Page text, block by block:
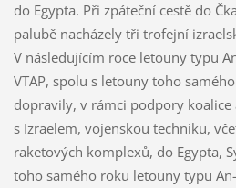
do Egypta. Při zpáteční cestě do
palubě nacházely tři trofejní
V následujícím roce letouny typu
VTAP, spolu s letouny toho
dopravily, v rámci podpory koalice
s Izraelem, vojenskou techniku,
raketových komplexů, do Egypta,
toho samého roku letouny typu